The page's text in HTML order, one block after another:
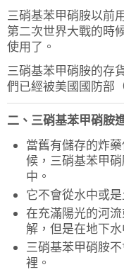
三硝基苯甲硝胺以前
第二次世界大戰的時
使用了。
三硝基苯甲硝胺的存
們已經被美國國防部
二、三硝基苯甲硝胺
當舊有儲存的炸
候，三硝基苯甲
中。
它不會從水中或是
在充滿陽光的河
解，但是在地下
三硝基苯甲硝胺
裡。